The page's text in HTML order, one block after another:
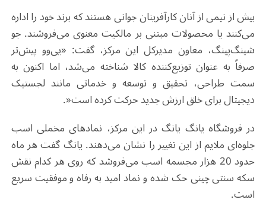
بیش از نیمی از آنان کارآفرینان جوانی هستند که برند خود را اداره
می‌کنند یا محصولات مبتنی بر مالکیت معنوی می‌فروشند. جو
شینگ‌پینگ، معاون مدیرکل این مرکز، گفت: «یی‌وو پیش‌تر
صرفاً به عنوان توزیع‌کننده کالا شناخته می‌شد، اما اکنون به
سمت طراحی، تحقیق و توسعه و خدماتی مانند لجستیک
دیجیتال برای خلق ارزش جدید حرکت کرده است.»
در فروشگاه یانگ یانگ در این مرکز، نمادهای مخملی اسب
جلوه‌ای ملایم از این تغییر را نشان می‌دهند. یانگ گفت هر ماه
حدود 20 هزار مجسمه اسب می‌فروشد که روی هر کدام نقش
سکه سنتی چینی حک شده و نماد امید به رفاه و موفقیت سریع
است.